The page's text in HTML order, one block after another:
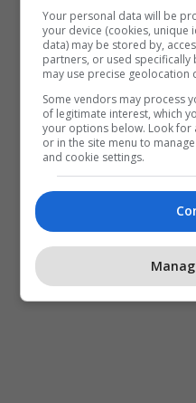
Boiken Abazi Lvv
Your personal data will be
your device (cookies, unique
data) may be stored by,
partners, or used specifically
may use precise geolocation
Some vendors may process
of legitimate interest, which
your options below. Look for
or in the site menu to
and cookie settings.